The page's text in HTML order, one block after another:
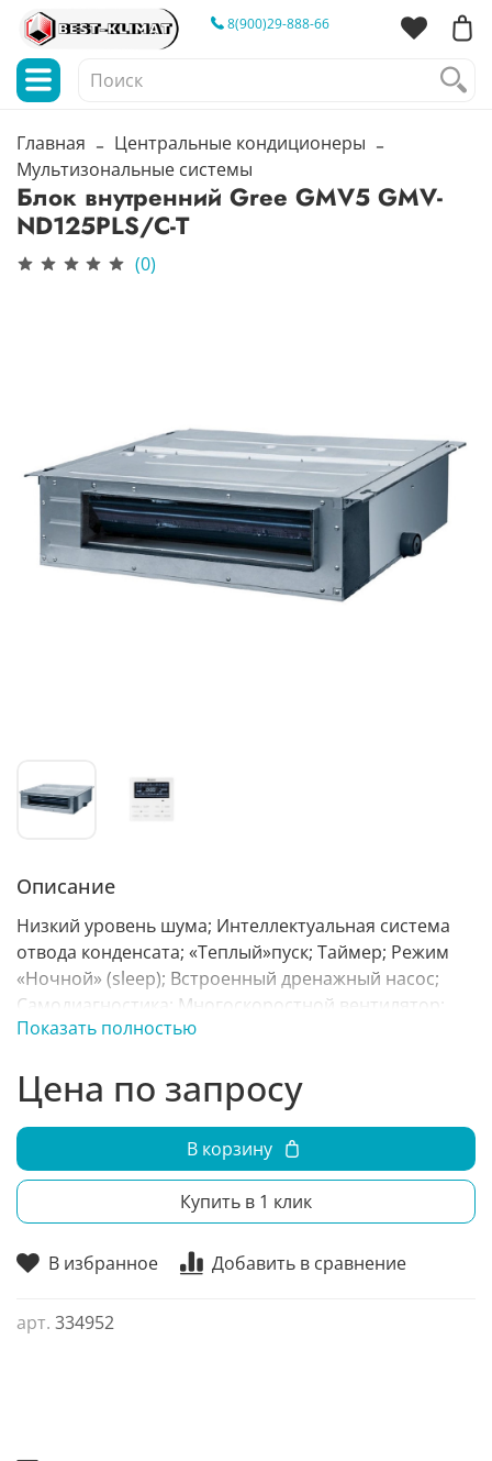
8(900)29-888-66
Главная
Центральные кондиционеры
Мультизональные системы
Блок внутренний Gree GMV5 GMV-
ND125PLS/C-T
(0)
В избранное Добавить в сравнение
арт. 334952
Описание
Низкий уровень шума; Интеллектуальная система
отвода конденсата; «Теплый»пуск; Таймер; Режим
«Ночной» (sleep); Встроенный дренажный насос;
Самодиагностика; Многоскоростной вентилятор;
Самоочистка — осушение теплообменника;
Показать полностью
Цена по запросу
В корзину
Купить в 1 клик